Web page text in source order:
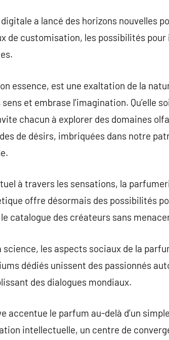
digitale a lancé des horizons nouvelles
de customisation, les possibilités
essence, est une exaltation de la
et embrase l’imagination. Qu’elle
chacun à explorer des domaines
de désirs, imbriquées dans notre
à travers les sensations, la
offre désormais des possibilités
catalogue des créateurs sans
science, les aspects sociaux de la
dédiés unissent des passionnés
des dialogues mondiaux.
accentue le parfum au-delà d’un
intellectuelle, un centre de